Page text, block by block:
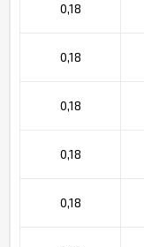
0,18
0,18
0,18
0,18
0,18